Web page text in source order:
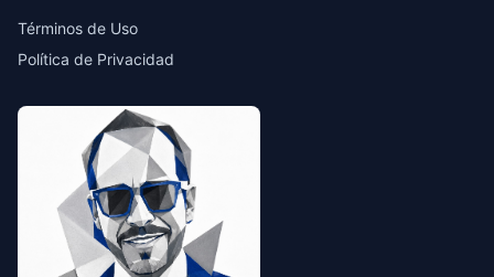
Términos de Uso
Política de Privacidad